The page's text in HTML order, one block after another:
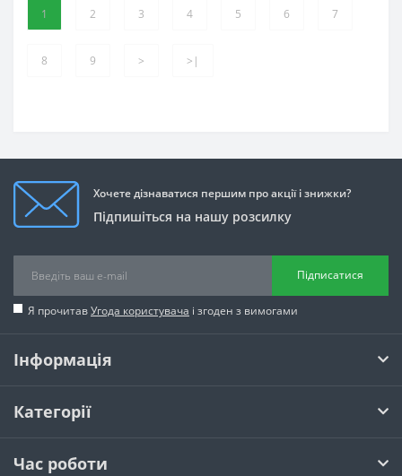
1 2 3 4 5 6 7
8 9 > >|
Хочете дізнаватися першим про акції і знижки?
Підпишіться на нашу розсилку
Підписатися
Я прочитавУгода користувача і згоден з вимогами
Інформація
Категорії
Час роботи